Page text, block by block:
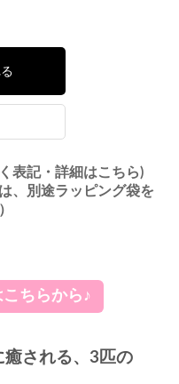
表記・詳細はこちら)
、別途ラッピング袋を
ちらから♪
される、3匹の